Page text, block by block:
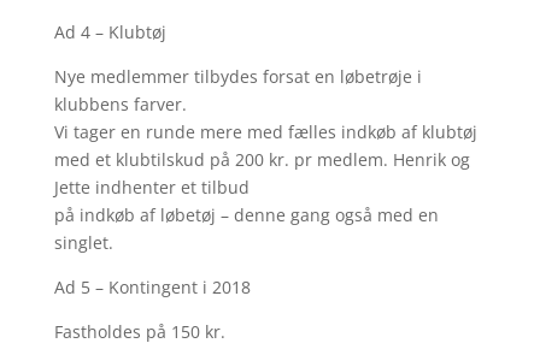
Ad 4 – Klubtøj
Nye medlemmer tilbydes forsat en løbetrøje i
klubbens farver.
Vi tager en runde mere med fælles indkøb af klubtøj
med et klubtilskud på 200 kr. pr medlem. Henrik og
Jette indhenter et tilbud
på indkøb af løbetøj – denne gang også med en
singlet.
Ad 5 – Kontingent i 2018
Fastholdes på 150 kr.